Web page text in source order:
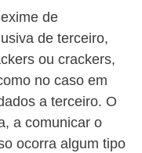
de
de terceiro,
ou crackers,
no caso em
a terceiro. O
a comunicar o
ocorra algum tipo